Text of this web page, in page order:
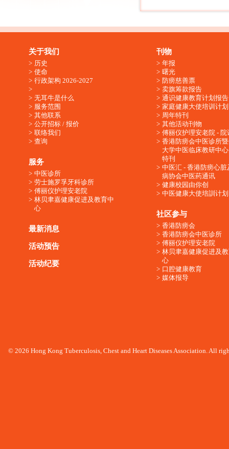
关于我们
历史
使命
行政架构 2026-2027
无耳牛是什么
服务范围
其他联系
公开招标 / 报价
联络我们
查询
服务
中医诊所
劳士施罗孚牙科诊所
傅丽仪护理安老院
林贝聿嘉健康促进及教育中
心
最新消息
活动预告
活动纪要
刊物
年报
曙光
防痨慈善票
卖旗筹款报告
通识健康教育计划报告
家庭健康大使培训计划
周年特刊
其他活动刊物
傅丽仪护理安老院 - 院
香港防痨会中医诊所
大学中医临床教研中
特刊
中医汇 - 香港防痨心脏
病协会中医药通讯
健康校园由你创
中医健康大使培訓计划
社区参与
香港防痨会
香港防痨会中医诊所
傅丽仪护理安老院
林贝聿嘉健康促进及
心
口腔健康教育
媒体报导
© 2026 Hong Kong Tuberculosis, Chest and Heart Diseases Association. All